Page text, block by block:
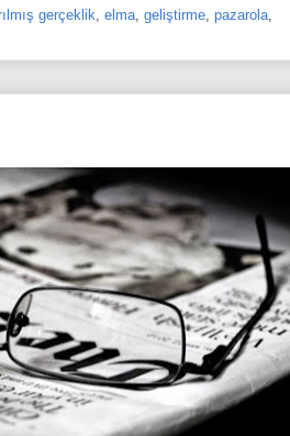
gerçeklik elma geliştirme pazarola